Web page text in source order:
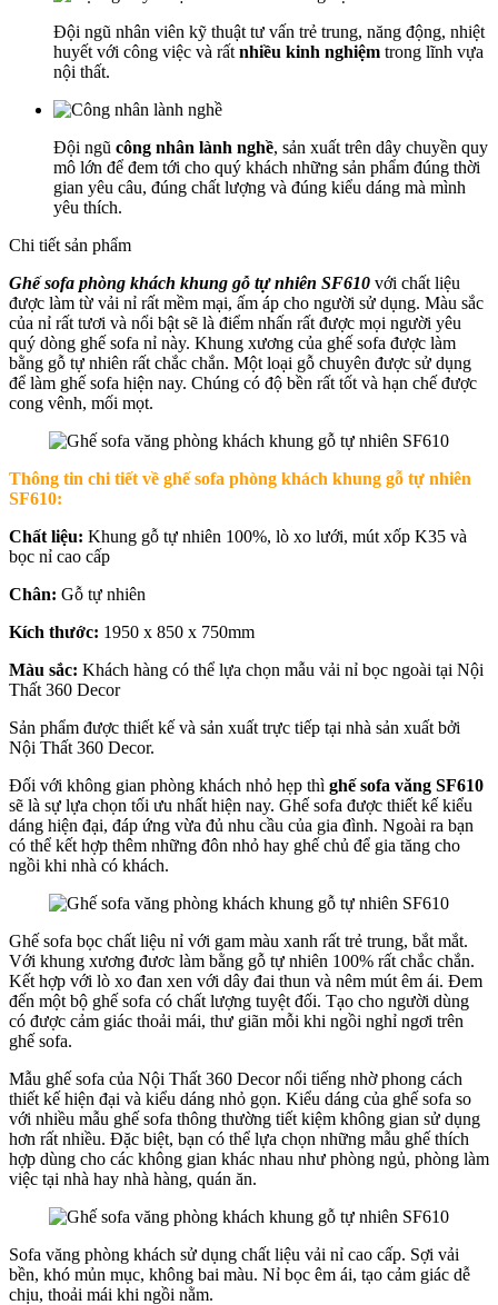
Đội ngũ nhân viên kỹ thuật tư vấn trẻ trung, năng động, nhiệt
huyết với công việc và rất nhiều kinh nghiệm trong lĩnh vựa
nội thất.
Đội ngũ công nhân lành nghề, sản xuất trên dây chuyền quy
mô lớn để đem tới cho quý khách những sản phẩm đúng thời
gian yêu câu, đúng chất lượng và đúng kiểu dáng mà mình
yêu thích.
Chi tiết sản phẩm
Ghế sofa phòng khách khung gỗ tự nhiên SF610 với chất liệu
được làm từ vải nỉ rất mềm mại, ấm áp cho người sử dụng. Màu sắc
của nỉ rất tươi và nổi bật sẽ là điểm nhấn rất được mọi người yêu
quý dòng ghế sofa nỉ này. Khung xương của ghế sofa được làm
bằng gỗ tự nhiên rất chắc chắn. Một loại gỗ chuyên được sử dụng
để làm ghế sofa hiện nay. Chúng có độ bền rất tốt và hạn chế được
cong vênh, mối mọt.
Thông tin chi tiết về ghế sofa phòng khách khung gỗ tự nhiên
SF610:
Chất liệu: Khung gỗ tự nhiên 100%, lò xo lưới, mút xốp K35 và
bọc nỉ cao cấp
Chân: Gỗ tự nhiên
Kích thước: 1950 x 850 x 750mm
Màu sắc: Khách hàng có thể lựa chọn mẫu vải nỉ bọc ngoài tại Nội
Thất 360 Decor
Sản phẩm được thiết kế và sản xuất trực tiếp tại nhà sản xuất bởi
Nội Thất 360 Decor.
Đối với không gian phòng khách nhỏ hẹp thì ghế sofa văng SF610
sẽ là sự lựa chọn tối ưu nhất hiện nay. Ghế sofa được thiết kế kiểu
dáng hiện đại, đáp ứng vừa đủ nhu cầu của gia đình. Ngoài ra bạn
có thể kết hợp thêm những đôn nhỏ hay ghế chủ để gia tăng cho
ngồi khi nhà có khách.
Ghế sofa bọc chất liệu nỉ với gam màu xanh rất trẻ trung, bắt mắt.
Với khung xương đươc làm bằng gỗ tự nhiên 100% rất chắc chắn.
Kết hợp với lò xo đan xen với dây đai thun và nêm mút êm ái. Đem
đến một bộ ghế sofa có chất lượng tuyệt đối. Tạo cho người dùng
có được cảm giác thoải mái, thư giãn mỗi khi ngồi nghỉ ngơi trên
ghế sofa.
Mẫu ghế sofa của Nội Thất 360 Decor nổi tiếng nhờ phong cách
thiết kế hiện đại và kiểu dáng nhỏ gọn. Kiểu dáng của ghế sofa so
với nhiều mẫu ghế sofa thông thường tiết kiệm không gian sử dụng
hơn rất nhiều. Đặc biệt, bạn có thể lựa chọn những mẫu ghế thích
hợp dùng cho các không gian khác nhau như phòng ngủ, phòng làm
việc tại nhà hay nhà hàng, quán ăn.
Sofa văng phòng khách sử dụng chất liệu vải nỉ cao cấp. Sợi vải
bền, khó mủn mục, không bai màu. Nỉ bọc êm ái, tạo cảm giác dễ
chịu, thoải mái khi ngồi nằm.